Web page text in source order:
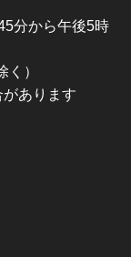
分から午後5時
）
あります